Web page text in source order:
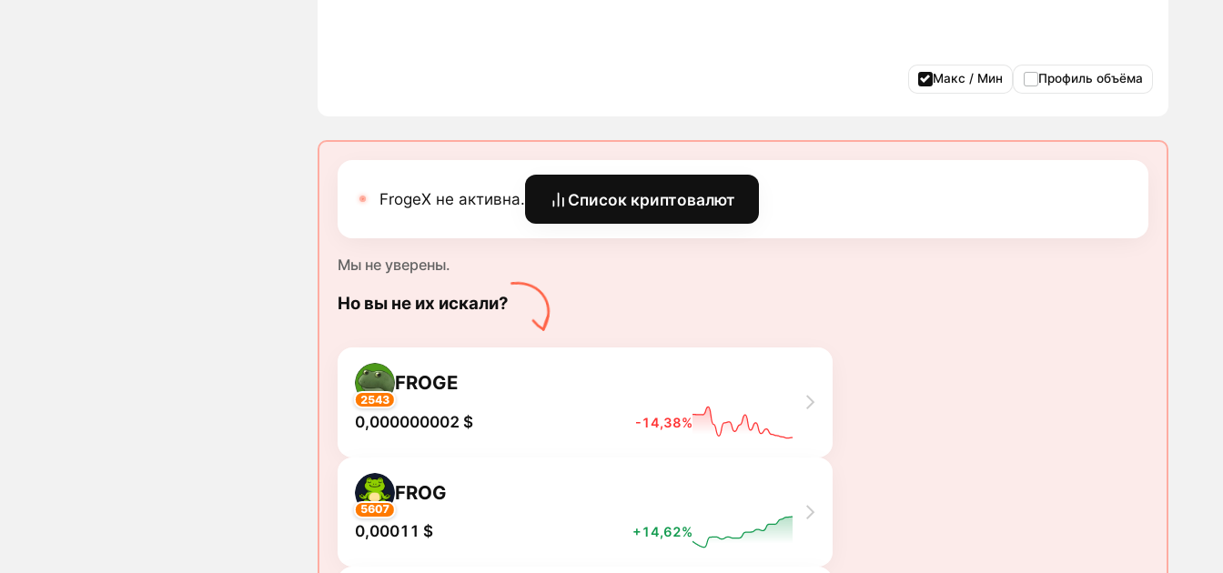
Макс / Мин Профиль объёма
FrogeX не активна. Список криптовалют
Мы не уверены.
Но вы не их искали?
2543
FROGE
0,000000002 $ -14,38%
5607
FROG
0,00011 $ +14,62%